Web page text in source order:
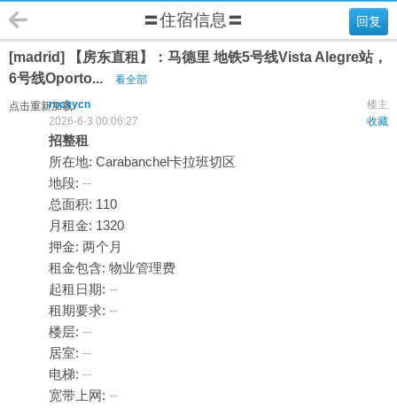
回复
〓住宿信息〓
[madrid] 【房东直租】：马德里 地铁5号线Vista Alegre站，
6号线Oporto...
看全部
点击重新加载 楼主
rockycn
收藏
2026-6-3 00:06:27
招整租
所在地: Carabanchel卡拉班切区
地段: --
总面积: 110
月租金: 1320
押金: 两个月
租金包含: 物业管理费
起租日期: --
租期要求: --
楼层: --
居室: --
电梯: --
宽带上网: --